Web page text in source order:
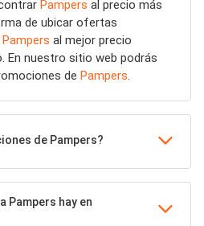
Pampers al precio más
de ubicar ofertas
Pampers al mejor precio
En nuestro sitio web podrás
de Pampers
de Pampers?
Pampers hay en